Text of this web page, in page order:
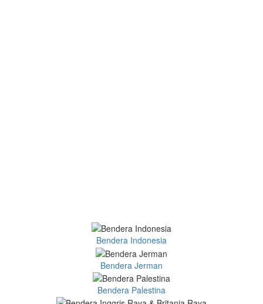
Bendera Indonesia
Bendera Jerman
Bendera Palestina